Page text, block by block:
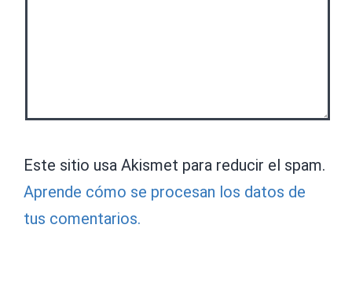
Este sitio usa Akismet para reducir el spam.
Aprende cómo se procesan los datos de
tus comentarios.